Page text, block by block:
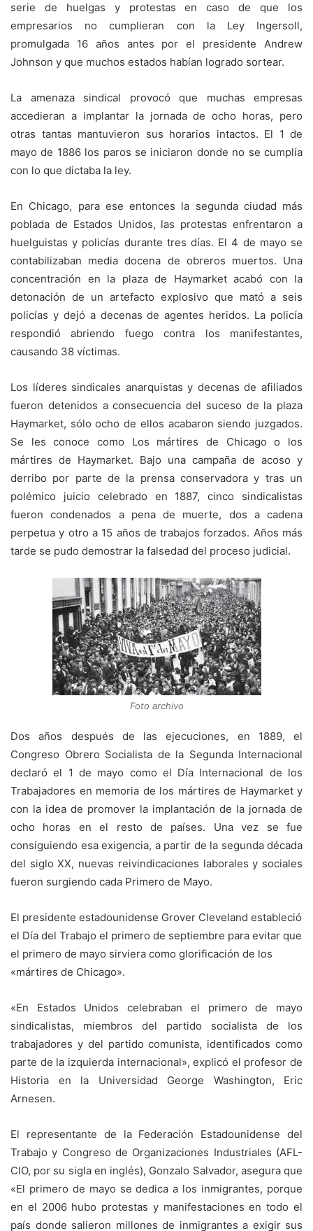
serie de huelgas y protestas en caso de que los
empresarios no cumplieran con la Ley Ingersoll,
promulgada 16 años antes por el presidente Andrew
Johnson y que muchos estados habían logrado sortear.
La amenaza sindical provocó que muchas empresas
accedieran a implantar la jornada de ocho horas, pero
otras tantas mantuvieron sus horarios intactos. El 1 de
mayo de 1886 los paros se iniciaron donde no se cumplía
con lo que dictaba la ley.
En Chicago, para ese entonces la segunda ciudad más
poblada de Estados Unidos, las protestas enfrentaron a
huelguistas y policías durante tres días. El 4 de mayo se
contabilizaban media docena de obreros muertos. Una
concentración en la plaza de Haymarket acabó con la
detonación de un artefacto explosivo que mató a seis
policías y dejó a decenas de agentes heridos. La policía
respondió abriendo fuego contra los manifestantes,
causando 38 víctimas.
Los líderes sindicales anarquistas y decenas de afiliados
fueron detenidos a consecuencia del suceso de la plaza
Haymarket, sólo ocho de ellos acabaron siendo juzgados.
Se les conoce como Los mártires de Chicago o los
mártires de Haymarket. Bajo una campaña de acoso y
derribo por parte de la prensa conservadora y tras un
polémico juicio celebrado en 1887, cinco sindicalistas
fueron condenados a pena de muerte, dos a cadena
perpetua y otro a 15 años de trabajos forzados. Años más
tarde se pudo demostrar la falsedad del proceso judicial.
Foto archivo
Dos años después de las ejecuciones, en 1889, el
Congreso Obrero Socialista de la Segunda Internacional
declaró el 1 de mayo como el Día Internacional de los
Trabajadores en memoria de los mártires de Haymarket y
con la idea de promover la implantación de la jornada de
ocho horas en el resto de países. Una vez se fue
consiguiendo esa exigencia, a partir de la segunda década
del siglo XX, nuevas reivindicaciones laborales y sociales
fueron surgiendo cada Primero de Mayo.
El presidente estadounidense Grover Cleveland estableció
el Día del Trabajo el primero de septiembre para evitar que
el primero de mayo sirviera como glorificación de los
«mártires de Chicago».
«En Estados Unidos celebraban el primero de mayo
sindicalistas, miembros del partido socialista de los
trabajadores y del partido comunista, identificados como
parte de la izquierda internacional», explicó el profesor de
Historia en la Universidad George Washington, Eric
Arnesen.
El representante de la Federación Estadounidense del
Trabajo y Congreso de Organizaciones Industriales (AFL-
CIO, por su sigla en inglés), Gonzalo Salvador, asegura que
«El primero de mayo se dedica a los inmigrantes, porque
en el 2006 hubo protestas y manifestaciones en todo el
país donde salieron millones de inmigrantes a exigir sus